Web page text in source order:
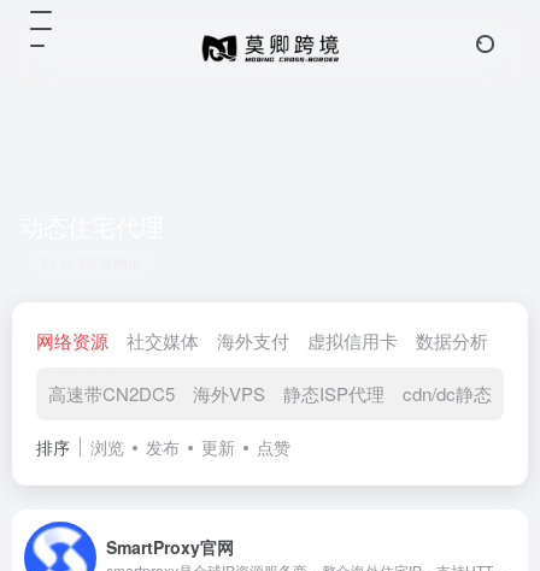
网络资源 社交媒体 海外支付 虚拟信用卡 数据分析
高速带CN2DC5 海外VPS 静态ISP代理 cdn/dc静态
排序 浏览 发布 更新 点赞
SmartProxy官网